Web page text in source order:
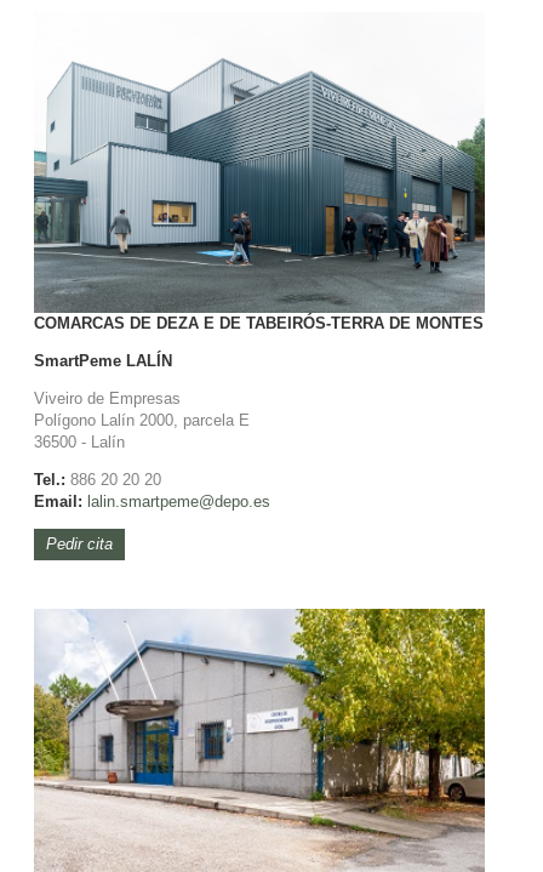
COMARCAS DE DEZA E DE TABEIRÓS-TERRA DE MONTES
SmartPeme LALÍN
Viveiro de Empresas
Polígono Lalín 2000, parcela E
36500 - Lalín
Tel.: 886 20 20 20
Email: lalin.smartpeme@depo.es
Pedir cita